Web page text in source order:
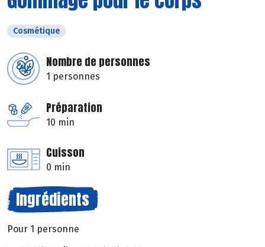
Cosmétique
Nombre de personnes
1 personnes
Préparation
10 min
Cuisson
0 min
Ingrédients
Pour 1 personne